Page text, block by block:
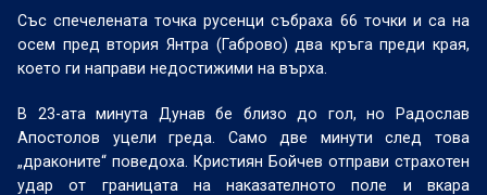
Със спечелената точка русенци събраха 66 точки и са на
осем пред втория Янтра (Габрово) два кръга преди края,
което ги направи недостижими на върха.
В 23-ата минута Дунав бе близо до гол, но Радослав
Апостолов уцели греда. Само две минути след това
„драконите“ поведоха. Кристиян Бойчев отправи страхотен
удар от границата на наказателното поле и вкара